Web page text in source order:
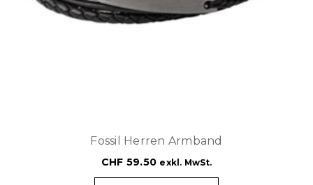
Fossil Herren Armband
CHF 59.50 exkl. MwSt.